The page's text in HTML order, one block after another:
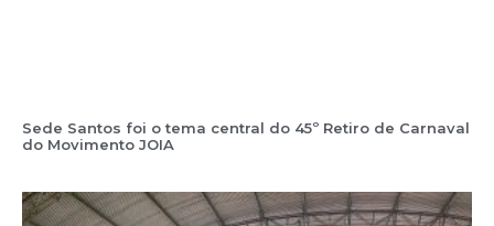
Sede Santos foi o tema central do 45º Retiro de Carnaval
do Movimento JOIA